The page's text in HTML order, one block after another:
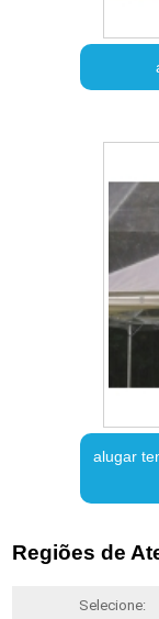
alugar
Regiões de
Selecione: